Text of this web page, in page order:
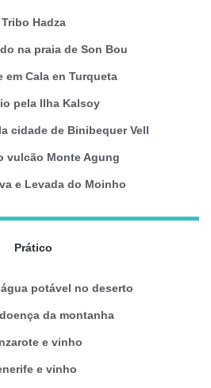
Tribo Hadza
na praia de Son Bou
em Cala en Turqueta
pela Ilha Kalsoy
cidade de Binibequer Vell
vulcão Monte Agung
e Levada do Moinho
Prático
potável no deserto
da montanha
e vinho
e vinho